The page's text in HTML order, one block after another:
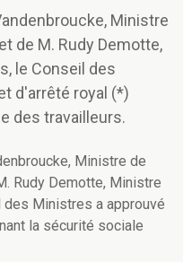
Ministre
de M. Rudy Demotte,
le Conseil des
d'arrêté royal (*)
des travailleurs.
Ministre de
Rudy Demotte, Ministre
Ministres a approuvé
la sécurité sociale